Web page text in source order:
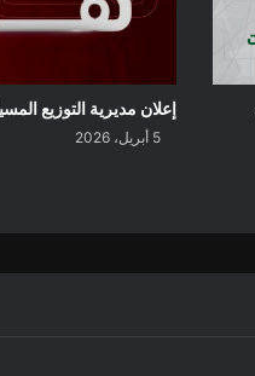
إعلان مديرية التوزيع
5 أبريل، 2026